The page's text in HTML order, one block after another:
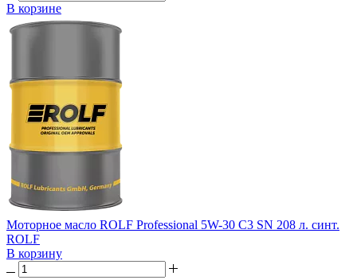
В корзине
Моторное масло ROLF Professional 5W-30 C3 SN 208 л. синт.
ROLF
В корзину